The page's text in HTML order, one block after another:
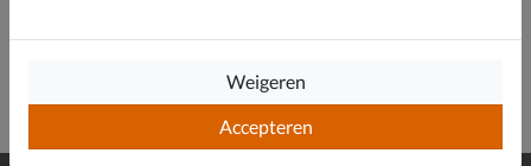
Accepteren
Weigeren